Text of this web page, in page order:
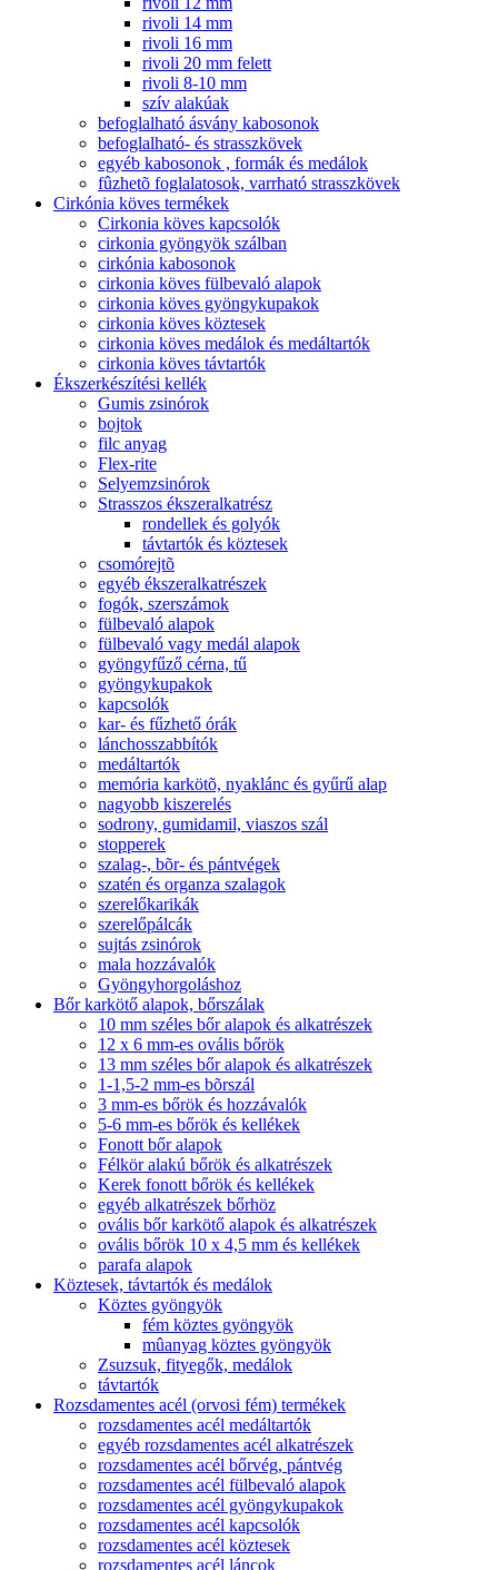
rivoli 14 mm
rivoli 16 mm
rivoli 20 mm felett
rivoli 8-10 mm
szív alakúak
befoglalható ásvány kabosonok
befoglalható- és strasszkövek
egyéb kabosonok , formák és medálok
fûzhetõ foglalatosok, varrható strasszkövek
Cirkónia köves termékek
Cirkonia köves kapcsolók
cirkonia gyöngyök szálban
cirkónia kabosonok
cirkonia köves fülbevaló alapok
cirkonia köves gyöngykupakok
cirkonia köves köztesek
cirkonia köves medálok és medáltartók
cirkonia köves távtartók
Ékszerkészítési kellék
Gumis zsinórok
bojtok
filc anyag
Flex-rite
Selyemzsinórok
Strasszos ékszeralkatrész
rondellek és golyók
távtartók és köztesek
csomórejtõ
egyéb ékszeralkatrészek
fogók, szerszámok
fülbevaló alapok
fülbevaló vagy medál alapok
gyöngyfűző cérna, tű
gyöngykupakok
kapcsolók
kar- és fűzhető órák
lánchosszabbítók
medáltartók
memória karkötõ, nyaklánc és gyűrű alap
nagyobb kiszerelés
sodrony, gumidamil, viaszos szál
stopperek
szalag-, bõr- és pántvégek
szatén és organza szalagok
szerelőkarikák
szerelőpálcák
sujtás zsinórok
mala hozzávalók
Gyöngyhorgoláshoz
Bőr karkötő alapok, bőrszálak
10 mm széles bőr alapok és alkatrészek
12 x 6 mm-es ovális bőrök
13 mm széles bőr alapok és alkatrészek
1-1,5-2 mm-es bõrszál
3 mm-es bőrök és hozzávalók
5-6 mm-es bőrök és kellékek
Fonott bőr alapok
Félkör alakú bőrök és alkatrészek
Kerek fonott bőrök és kellékek
egyéb alkatrészek bőrhöz
ovális bőr karkötő alapok és alkatrészek
ovális bőrök 10 x 4,5 mm és kellékek
parafa alapok
Köztesek, távtartók és medálok
Köztes gyöngyök
fém köztes gyöngyök
mûanyag köztes gyöngyök
Zsuzsuk, fityegők, medálok
távtartók
Rozsdamentes acél (orvosi fém) termékek
rozsdamentes acél medáltartók
egyéb rozsdamentes acél alkatrészek
rozsdamentes acél bőrvég, pántvég
rozsdamentes acél fülbevaló alapok
rozsdamentes acél gyöngykupakok
rozsdamentes acél kapcsolók
rozsdamentes acél köztesek
rozsdamentes acél láncok